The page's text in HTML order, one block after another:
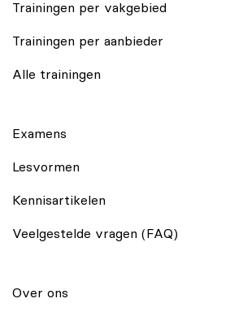
Trainingen per vakgebied
Trainingen per aanbieder
Alle trainingen
Examens
Lesvormen
Kennisartikelen
Veelgestelde vragen (FAQ)
Over ons